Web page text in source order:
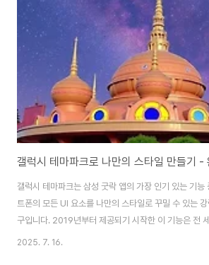
장된 사진들이 나타납니다. 업로드하고 싶은 사진을 선
르면 됩니다. 여러 장의 사진을 한 번에 올리고 싶다면 '
활용할 수 있습니다. 이 기능을 ..
갤럭시 테마파크는 삼성 굿락 앱의 가장 인기 있는 기능
트폰의 모든 UI 요소를 나만의 스타일로 꾸밀 수 있는
구입니다. 2019년부터 제공되기 시작한 이 기능은 전
이상의 다운로드를 기록하며 갤럭시 사용자들에게 큰 사
2025. 7. 16.